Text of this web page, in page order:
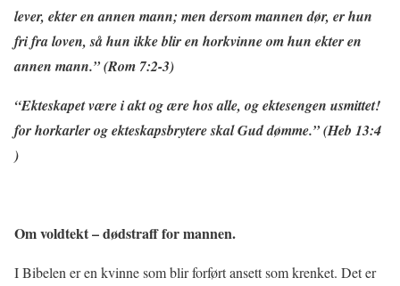
lever, ekter en annen mann; men dersom mannen dør, er hun
fri fra loven, så hun ikke blir en horkvinne om hun ekter en
annen mann.” (Rom 7:2-3)
“Ekteskapet være i akt og ære hos alle, og ektesengen usmittet!
for horkarler og ekteskapsbrytere skal Gud dømme.” (Heb 13:4
)
Om voldtekt – dødstraff for mannen.
I Bibelen er en kvinne som blir forført ansett som krenket. Det er